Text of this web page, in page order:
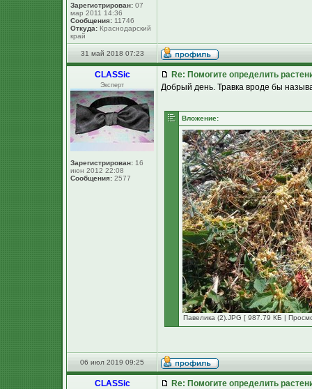
Зарегистрирован: 07
мар 2011 14:36
Сообщения: 11746
Откуда: Краснодарский
край
31 май 2018 07:23
CLASSic
Эксперт
Зарегистрирован: 16
июн 2012 22:08
Сообщения: 2577
Re: Помогите определить
Добрый день. Травка вроде бы
Вложение:
Павелика (2).JPG [ 987.79 КБ |
06 июл 2019 09:25
CLASSic
Re: Помогите определить